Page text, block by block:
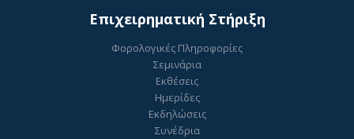
Επιχειρηματική Στήριξη
Φορολογικές Πληροφορίες
Σεμινάρια
Εκθέσεις
Ημερίδες
Εκδηλώσεις
Συνέδρια